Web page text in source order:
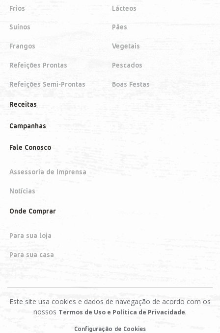
Frios
Suínos
Frangos
Refeições Prontas
Refeições Semi-Prontas
Lácteos
Pães
Vegetais
Pescados
Boas Festas
Receitas
Campanhas
Fale Conosco
Assessoria de Imprensa
Notícias
Onde Comprar
Para sua loja
Para sua casa
Este site usa cookies e dados de navegação de acordo com os
nossos Termos de Uso e Política de Privacidade.
Configuração de Cookies